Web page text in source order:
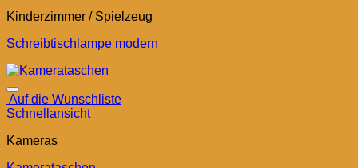
Kinderzimmer / Spielzeug
Schreibtischlampe modern
Auf die Wunschliste
Schnellansicht
Kameras